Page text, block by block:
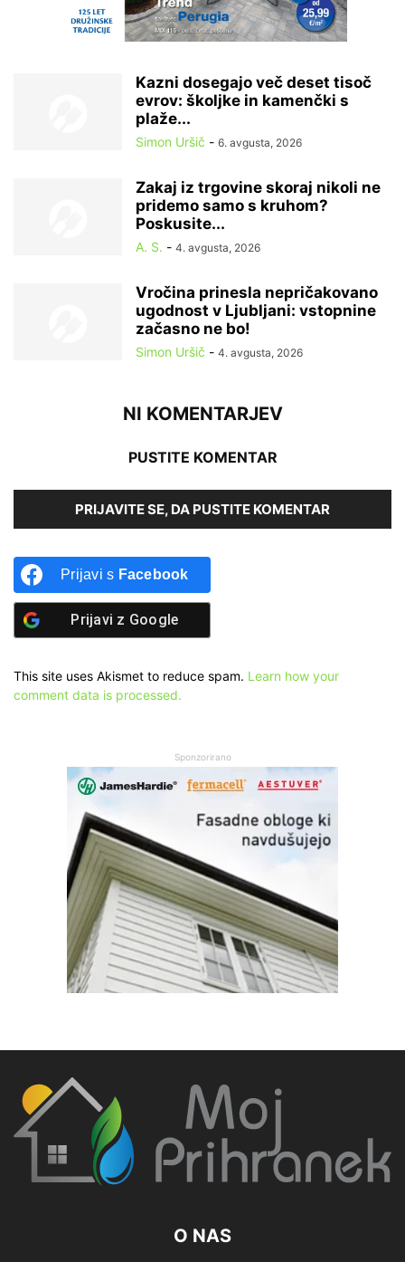
Kazni dosegajo več deset tisoč
evrov: školjke in kamenčki s
plaže...
Simon Uršič - 6. avgusta, 2026
Zakaj iz trgovine skoraj nikoli ne
pridemo samo s kruhom?
Poskusite...
A. S. - 4. avgusta, 2026
Vročina prinesla nepričakovano
ugodnost v Ljubljani: vstopnine
začasno ne bo!
Simon Uršič - 4. avgusta, 2026
NI KOMENTARJEV
PUSTITE KOMENTAR
PRIJAVITE SE, DA PUSTITE KOMENTAR
Prijavi s Facebook
Prijavi z Google
This site uses Akismet to reduce spam. Learn how your
comment data is processed.
Sponzorirano
O NAS